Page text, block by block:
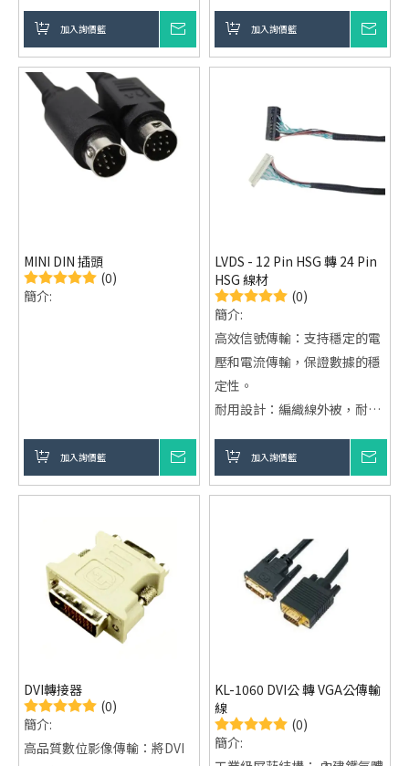
情况）。
即插即用：无需驱動程序，操
作简便。
优質材料：采用抗干扰材料，
保證信号稳定。
广泛适用：兼容各类显示器，
如電视、投影仪、显示屏等。
加入詢價籃
離傳輸穩定度。
尼龍編織線身結構：具備高抗
加入詢價籃
MINI DIN 插頭
(0)
簡介:
加入詢價籃
LVDS - 12 Pin HSG 轉 24 Pin
HSG 線材
(0)
簡介:
高效信號傳輸：支持穩定的電
壓和電流傳輸，保證數據的穩
定性。
耐用設計：編織線外被，耐
命。
防水防高溫：適用於多種環境
專屬設計，滿足不同應用場
加入詢價籃
DVI轉接器
(0)
簡介:
高品質數位影像傳輸：將DVI
KL-1060 DVI公 轉 VGA公傳輸
線
(0)
簡介: